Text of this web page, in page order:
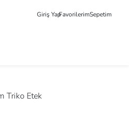
Giriş YapFavorilerimSepetim
Triko Etek